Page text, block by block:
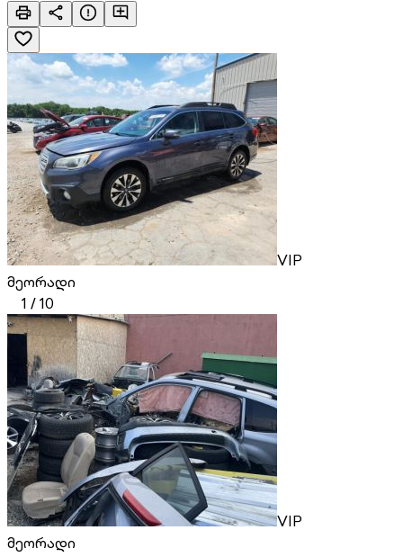
VIP
მეორადი
1 /10
VIP
მეორადი